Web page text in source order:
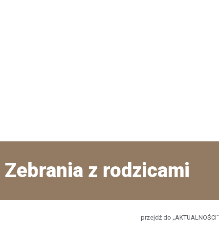
Zebrania z rodzicami
przejdź do „AKTUALNOŚCI”